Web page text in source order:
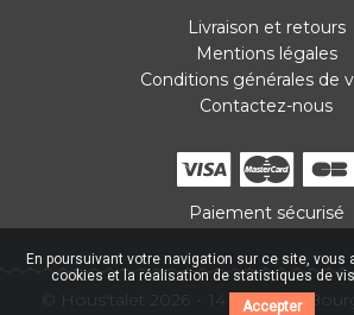
Livraison et retours
Mentions légales
Conditions générales de
Contactez-nous
Paiement sécurisé
© Hous'talet 2026 14 Place du
En poursuivant votre navigation sur ce site,
cookies et la réalisation de statistiques de
Accepter